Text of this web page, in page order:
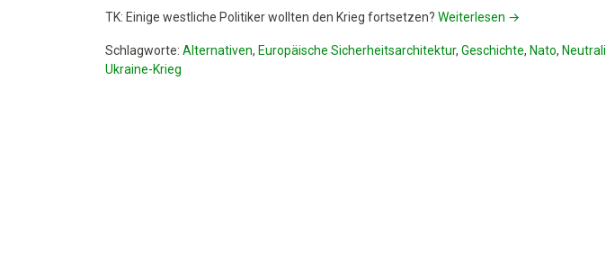
TK: Einige westliche Politiker wollten den Krieg fortsetzen? Weiterlesen →
Schlagworte: Alternativen, Europäische Sicherheitsarchitektur, Geschichte, Nato,
Ukraine-Krieg